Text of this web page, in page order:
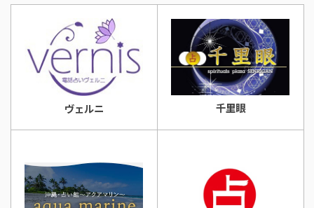
ヴェルニ 千里眼